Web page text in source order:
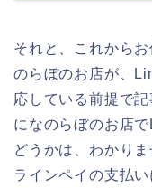
それと、これから
のらぼのお店が、
応している前提で
になのらぼのお店
どうかは、わかり
ラインペイの支払